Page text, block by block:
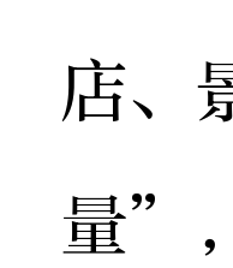
店、
量”